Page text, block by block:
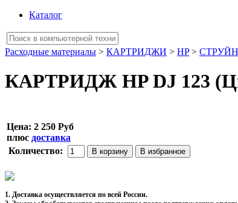
Каталог
Расходные материалы > КАРТРИДЖИ > HP>
КАРТРИДЖ HP DJ 123
Цена: 2 250 Руб
плюс доставка
Количество:
1. Доставка осуществляется по всей России.